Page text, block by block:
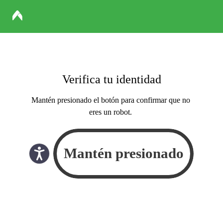
Verifica tu identidad
Mantén presionado el botón para confirmar que no
eres un robot.